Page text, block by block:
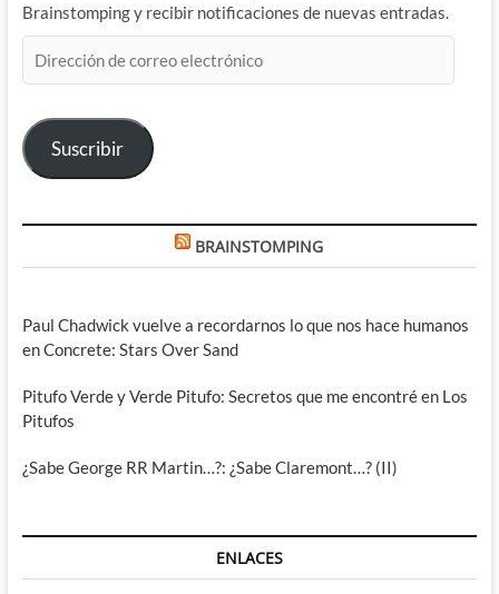
Brainstomping y recibir notificaciones de nuevas entradas.
de
electrónico
Suscribir
BRAINSTOMPING
Paul Chadwick vuelve a recordarnos lo que nos hace humanos
en Concrete: Stars Over Sand
Pitufo Verde y Verde Pitufo: Secretos que me encontré en Los
Pitufos
¿Sabe George RR Martin…?: ¿Sabe Claremont…? (II)
ENLACES